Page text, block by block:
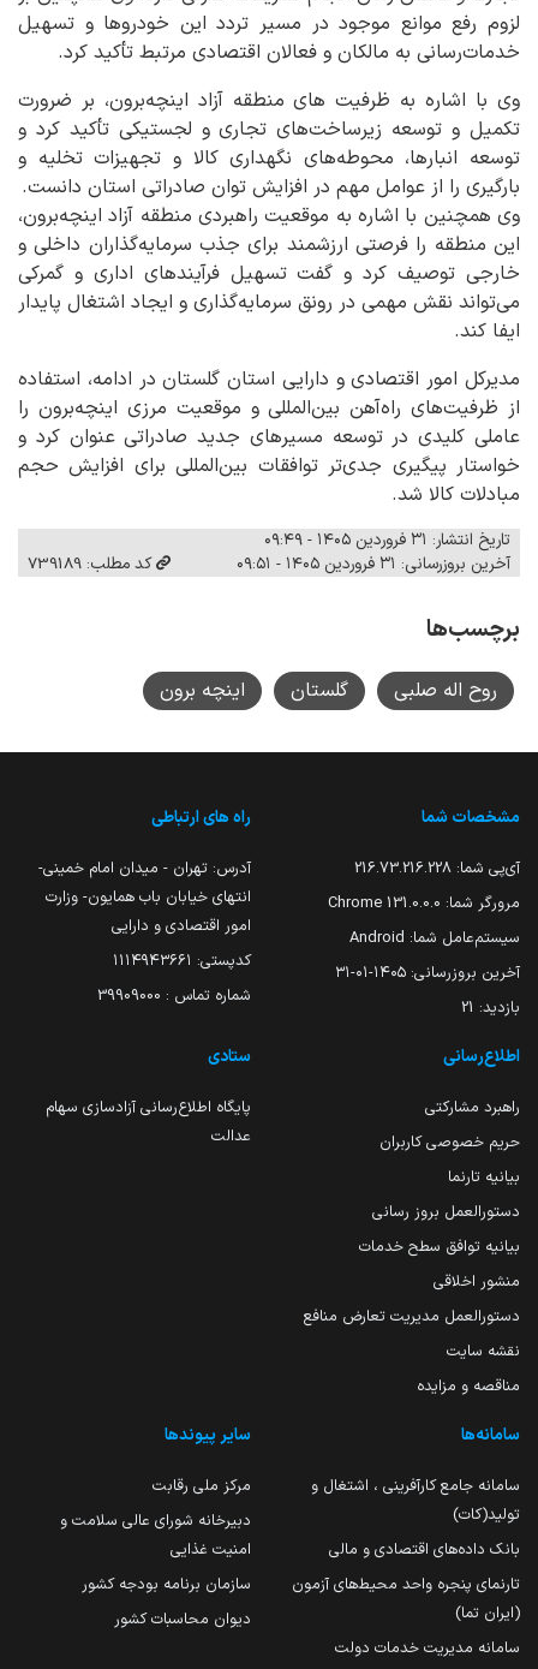
لزوم رفع موانع موجود در مسیر تردد این خودروها و تسهیل
خدمات‌رسانی به مالکان و فعالان اقتصادی مرتبط تأکید کرد.
وی با اشاره به ظرفیت ‌های منطقه آزاد اینچه‌برون، بر ضرورت
تکمیل و توسعه زیرساخت‌های تجاری و لجستیکی تأکید کرد و
توسعه انبارها، محوطه‌های نگهداری کالا و تجهیزات تخلیه و
بارگیری را از عوامل مهم در افزایش توان صادراتی استان دانست.
وی همچنین با اشاره به موقعیت راهبردی منطقه آزاد اینچه‌برون،
این منطقه را فرصتی ارزشمند برای جذب سرمایه‌گذاران داخلی و
خارجی توصیف کرد و گفت تسهیل فرآیندهای اداری و گمرکی
می‌تواند نقش مهمی در رونق سرمایه‌گذاری و ایجاد اشتغال پایدار
ایفا کند.
مدیرکل امور اقتصادی و دارایی استان گلستان در ادامه، استفاده
از ظرفیت‌های راه‌آهن بین‌المللی و موقعیت مرزی اینچه‌برون را
عاملی کلیدی در توسعه مسیرهای جدید صادراتی عنوان کرد و
خواستار پیگیری جدی‌تر توافقات بین‌المللی برای افزایش حجم
مبادلات کالا شد.
تاریخ انتشار: ۳۱ فروردین ۱۴۰۵ - ۰۹:۴۹
آخرین بروزرسانی: ۳۱ فروردین ۱۴۰۵ - ۰۹:۵۱
کد مطلب: 739189
برچسب‌ها
روح اله صلبی گلستان اینچه برون
مشخصات شما
آی‌پی شما: 216.73.216.228
مرورگر شما: 131.0.0.0 Chrome
سیستم‌عامل شما: Android
آخرین بروزرسانی: ۱۴۰۵-۰۱-۳۱
بازدید: 21
راه های ارتباطی
آدرس: تهران - میدان امام خمینی-
انتهای خیابان باب همایون- وزارت
امور اقتصادی و دارایی
کدپستی: ۱۱۱۴۹۴۳۶۶۱
شماره تماس : 39909000
اطلاع‌رسانی
راهبرد مشارکتی
حریم خصوصی کاربران
بیانیه تارنما
دستورالعمل بروز رسانی
بیانیه توافق سطح خدمات
منشور اخلاقی
دستورالعمل مدیریت تعارض منافع
نقشه سایت
مناقصه و مزایده
ستادی
پایگاه اطلاع‌رسانی آزادسازی سهام
عدالت
سامانه‌ها
سامانه جامع کارآفرینی ، اشتغال و
تولید(کات)
بانک داده‌های اقتصادی و مالی
تارنمای پنجره واحد محیط‌های آزمون
(ایران تما)
سامانه مدیریت خدمات دولت
سایر پیوندها
مرکز ملی رقابت
دبیرخانه شورای عالی سلامت و
امنیت غذایی
سازمان برنامه بودجه کشور
دیوان محاسبات کشور